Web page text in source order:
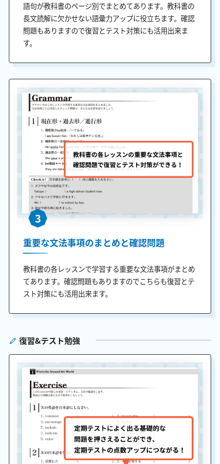
語句が教科書のページ別でまとめてあります。教科書の
長文読解に欠かせない語彙力アップに役立ちます。確認
問題もありますので復習とテスト対策にも活用出来ま
す。
3
重要な文法事項のまとめと確認問題
教科書の各レッスンで学習する重要な文法事項がまとめ
てあります。確認問題もありますのでこちらも復習とテ
スト対策にも活用出来ます。
復習&テスト勉強